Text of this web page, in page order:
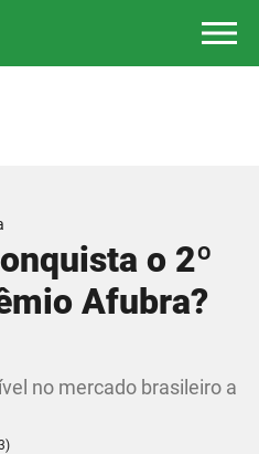
o 2º
Afubra?
no mercado brasileiro a